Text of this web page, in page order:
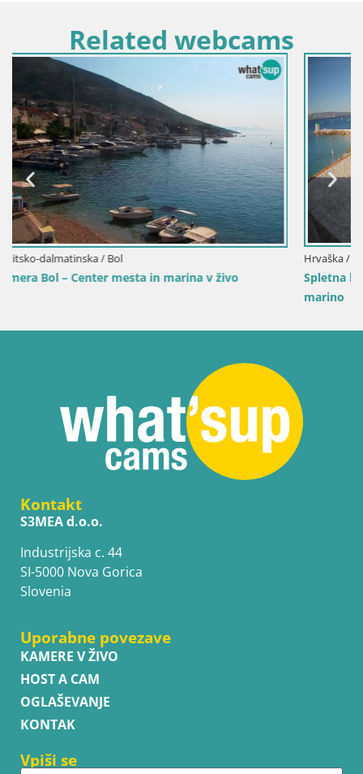
Related webcams
Hrvaška / Splitsko-dalmatinska / Bol
Spletna kamera Bol pristanišče – Pogled v živo na
Kontakt
S3MEA d.o.o.
Industrijska c. 44
SI-5000 Nova Gorica
Slovenia
Uporabne povezave
KAMERE V ŽIVO
HOST A CAM
OGLAŠEVANJE
KONTAK
Vpiši se